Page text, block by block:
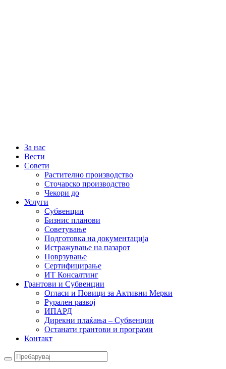
За нас
Вести
Совети
Растително производство
Сточарско производство
Чекори до
Услуги
Субвенции
Бизнис планови
Советување
Подготовка на документација
Истражување на пазарот
Поврзување
Сертифицирање
ИТ Консалтинг
Грантови и Субвенции
Огласи и Повици за Активни Мерки
Рурален развој
ИПАРД
Дирекни плаќања – Субвенции
Останати грантови и програми
Контакт